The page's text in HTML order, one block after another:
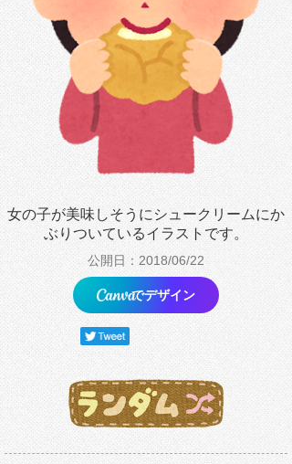
女の子が美味しそうにシュークリームにか
ぶりついているイラストです。
公開日：2018/06/22
でデザイン